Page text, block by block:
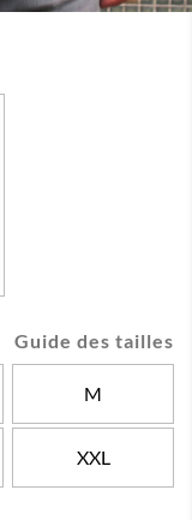
Guide des tailles
M
XXL